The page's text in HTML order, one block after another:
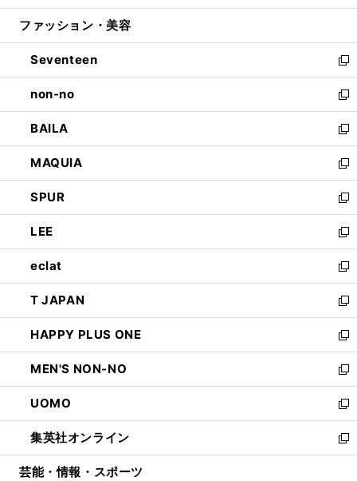
開
ウ
開
く
ン
ウ
で
開
く
ウ
ン
ド
ウ
で
開
く
ファッション・美容
Seventeen
新
し
い
ウ
ィ
ン
ド
ウ
で
開
く
non-no
新
し
い
ウ
ィ
ン
ド
ウ
で
開
く
BAILA
新
し
い
ウ
ィ
ン
ド
ウ
で
開
く
MAQUIA
新
し
い
ウ
ィ
ン
ド
ウ
で
開
く
SPUR
新
し
い
ウ
ィ
ン
ド
ウ
で
開
く
LEE
新
し
い
ウ
ィ
ン
ド
ウ
で
開
く
eclat
新
し
い
ウ
ィ
ン
ド
ウ
で
開
く
T JAPAN
新
し
い
ウ
ィ
ン
ド
ウ
で
開
HAPPY PLUS ONE
新
し
い
ウ
ィ
ン
ド
ウ
MEN'S NON-NO
新
し
い
ウ
ィ
ン
UOMO
新
し
い
ウ
集英社オンライン
新
し
芸能・情報・スポーツ